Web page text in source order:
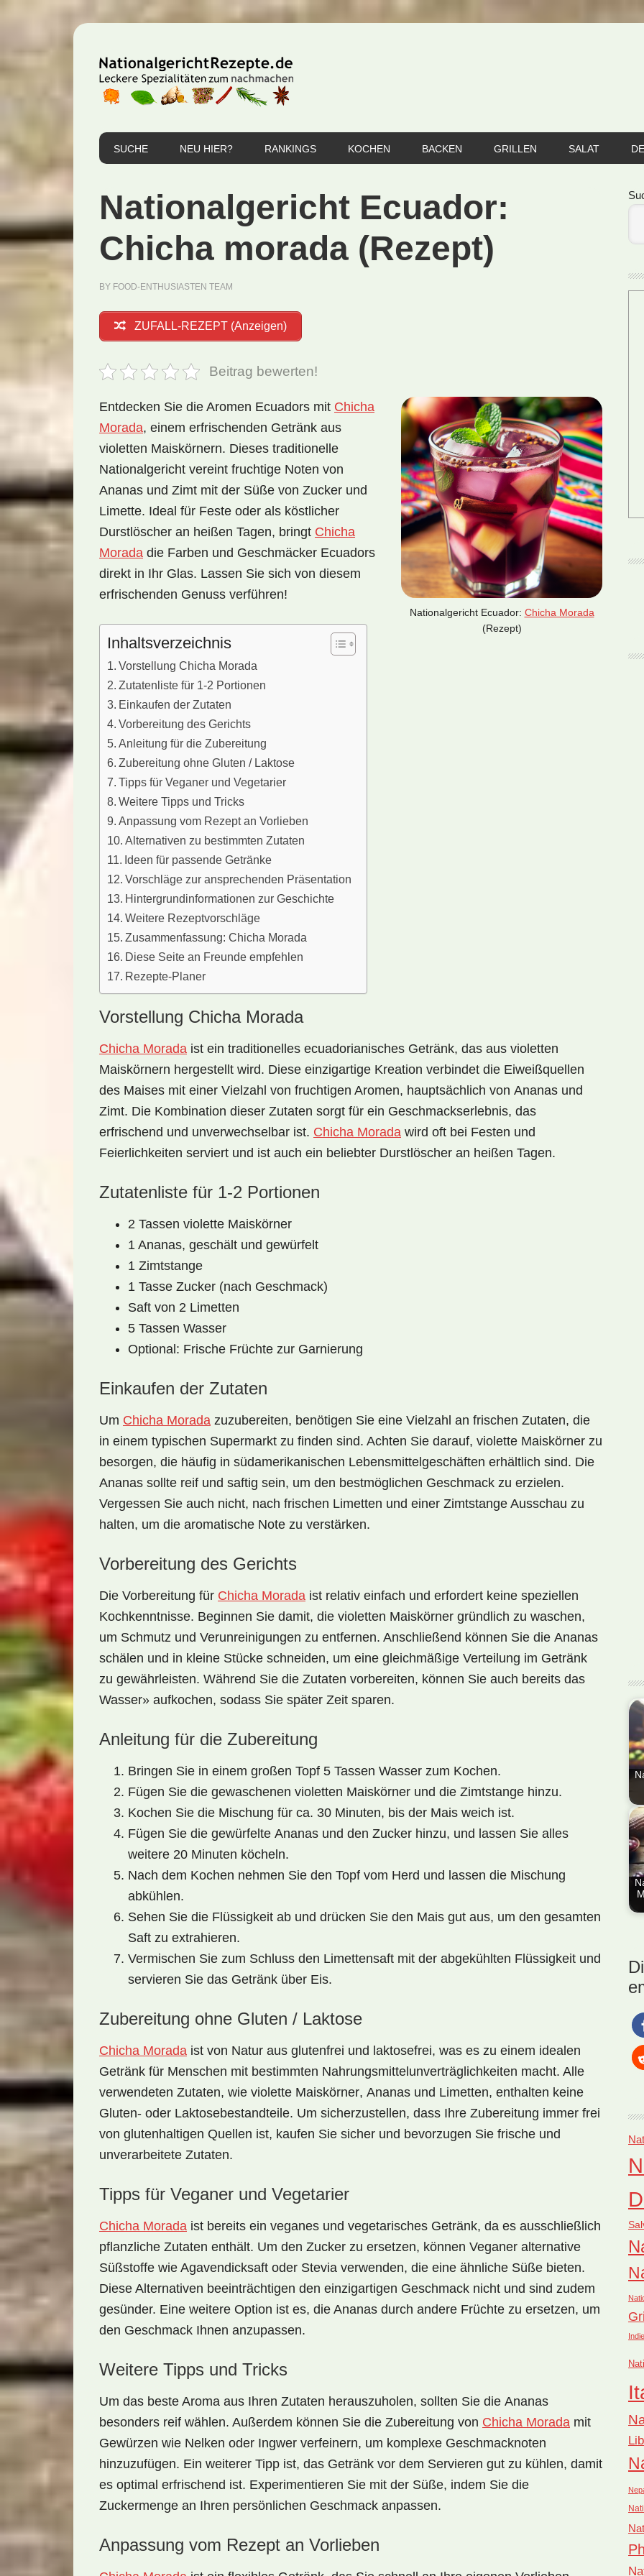
Hauptnavigation
SUCHE NEU HIER? RANKINGS KOCHEN BACKEN GRILLEN SALAT
Nationalgericht Ecuador:
Chicha morada (Rezept)
BY FOOD-ENTHUSIASTEN TEAM
ZUFALL-REZEPT (Anzeigen)
Beitrag bewerten!
Nationalgericht Ecuador: Chicha Morada
(Rezept)
Entdecken Sie die Aromen Ecuadors mit Chicha
Morada, einem erfrischenden Getränk aus
violetten Maiskörnern. Dieses traditionelle
Nationalgericht vereint fruchtige Noten von
Ananas und Zimt mit der Süße von Zucker und
Limette. Ideal für Feste oder als köstlicher
Durstlöscher an heißen Tagen, bringt Chicha
Morada die Farben und Geschmäcker Ecuadors
direkt in Ihr Glas. Lassen Sie sich von diesem
erfrischenden Genuss verführen!
Inhaltsverzeichnis
Vorstellung Chicha Morada
Zutatenliste für 1-2 Portionen
Einkaufen der Zutaten
Vorbereitung des Gerichts
Anleitung für die Zubereitung
Zubereitung ohne Gluten / Laktose
Tipps für Veganer und Vegetarier
Weitere Tipps und Tricks
Anpassung vom Rezept an Vorlieben
Alternativen zu bestimmten Zutaten
Ideen für passende Getränke
Vorschläge zur ansprechenden Präsentation
Hintergrundinformationen zur Geschichte
Weitere Rezeptvorschläge
Zusammenfassung: Chicha Morada
Diese Seite an Freunde empfehlen
Rezepte-Planer
Vorstellung Chicha Morada
Chicha Morada ist ein traditionelles ecuadorianisches Getränk, das aus violetten
Maiskörnern hergestellt wird. Diese einzigartige Kreation verbindet die Eiweißquellen
des Maises mit einer Vielzahl von fruchtigen Aromen, hauptsächlich von Ananas und
Zimt. Die Kombination dieser Zutaten sorgt für ein Geschmackserlebnis, das
erfrischend und unverwechselbar ist. Chicha Morada wird oft bei Festen und
Feierlichkeiten serviert und ist auch ein beliebter Durstlöscher an heißen Tagen.
Zutatenliste für 1-2 Portionen
2 Tassen violette Maiskörner
1 Ananas, geschält und gewürfelt
1 Zimtstange
1 Tasse Zucker (nach Geschmack)
Saft von 2 Limetten
5 Tassen Wasser
Optional: Frische Früchte zur Garnierung
Einkaufen der Zutaten
Um Chicha Morada zuzubereiten, benötigen Sie eine Vielzahl an frischen Zutaten, die
in einem typischen Supermarkt zu finden sind. Achten Sie darauf, violette Maiskörner zu
besorgen, die häufig in südamerikanischen Lebensmittelgeschäften erhältlich sind. Die
Ananas sollte reif und saftig sein, um den bestmöglichen Geschmack zu erzielen.
Vergessen Sie auch nicht, nach frischen Limetten und einer Zimtstange Ausschau zu
halten, um die aromatische Note zu verstärken.
Vorbereitung des Gerichts
Die Vorbereitung für Chicha Morada ist relativ einfach und erfordert keine speziellen
Kochkenntnisse. Beginnen Sie damit, die violetten Maiskörner gründlich zu waschen,
um Schmutz und Verunreinigungen zu entfernen. Anschließend können Sie die Ananas
schälen und in kleine Stücke schneiden, um eine gleichmäßige Verteilung im Getränk
zu gewährleisten. Während Sie die Zutaten vorbereiten, können Sie auch bereits das
Wasser» aufkochen, sodass Sie später Zeit sparen.
Anleitung für die Zubereitung
Bringen Sie in einem großen Topf 5 Tassen Wasser zum Kochen.
Fügen Sie die gewaschenen violetten Maiskörner und die Zimtstange hinzu.
Kochen Sie die Mischung für ca. 30 Minuten, bis der Mais weich ist.
Fügen Sie die gewürfelte Ananas und den Zucker hinzu, und lassen Sie alles
weitere 20 Minuten köcheln.
Nach dem Kochen nehmen Sie den Topf vom Herd und lassen die Mischung
abkühlen.
Sehen Sie die Flüssigkeit ab und drücken Sie den Mais gut aus, um den gesamten
Saft zu extrahieren.
Vermischen Sie zum Schluss den Limettensaft mit der abgekühlten Flüssigkeit und
servieren Sie das Getränk über Eis.
Zubereitung ohne Gluten / Laktose
Chicha Morada ist von Natur aus glutenfrei und laktosefrei, was es zu einem idealen
Getränk für Menschen mit bestimmten Nahrungsmittelunverträglichkeiten macht. Alle
verwendeten Zutaten, wie violette Maiskörner, Ananas und Limetten, enthalten keine
Gluten- oder Laktosebestandteile. Um sicherzustellen, dass Ihre Zubereitung immer frei
von glutenhaltigen Quellen ist, kaufen Sie sicher und bevorzugen Sie frische und
unverarbeitete Zutaten.
Tipps für Veganer und Vegetarier
Chicha Morada ist bereits ein veganes und vegetarisches Getränk, da es ausschließlich
pflanzliche Zutaten enthält. Um den Zucker zu ersetzen, können Veganer alternative
Süßstoffe wie Agavendicksaft oder Stevia verwenden, die eine ähnliche Süße bieten.
Diese Alternativen beeinträchtigen den einzigartigen Geschmack nicht und sind zudem
gesünder. Eine weitere Option ist es, die Ananas durch andere Früchte zu ersetzen, um
den Geschmack Ihnen anzupassen.
Weitere Tipps und Tricks
Um das beste Aroma aus Ihren Zutaten herauszuholen, sollten Sie die Ananas
besonders reif wählen. Außerdem können Sie die Zubereitung von Chicha Morada mit
Gewürzen wie Nelken oder Ingwer verfeinern, um komplexe Geschmacknoten
hinzuzufügen. Ein weiterer Tipp ist, das Getränk vor dem Servieren gut zu kühlen, damit
es optimal erfrischend ist. Experimentieren Sie mit der Süße, indem Sie die
Zuckermenge an Ihren persönlichen Geschmack anpassen.
Anpassung vom Rezept an Vorlieben